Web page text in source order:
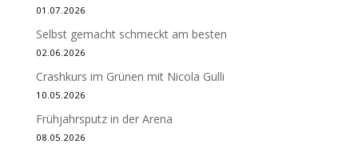
01.07.2026
Selbst gemacht schmeckt am besten
02.06.2026
Crashkurs im Grünen mit Nicola Gulli
10.05.2026
Frühjahrsputz in der Arena
08.05.2026